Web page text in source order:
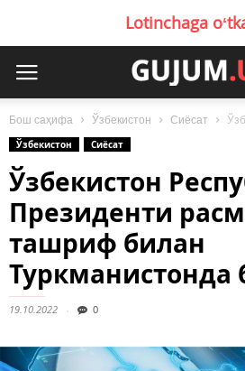
Lotinchaga
Бош саҳифа Ўзбекистон Сиёсат
Ўзбекистон
Сиёсат
Ўзбекистон
Президенти
ташриф билан
Туркманистонда
19.10.2022 0